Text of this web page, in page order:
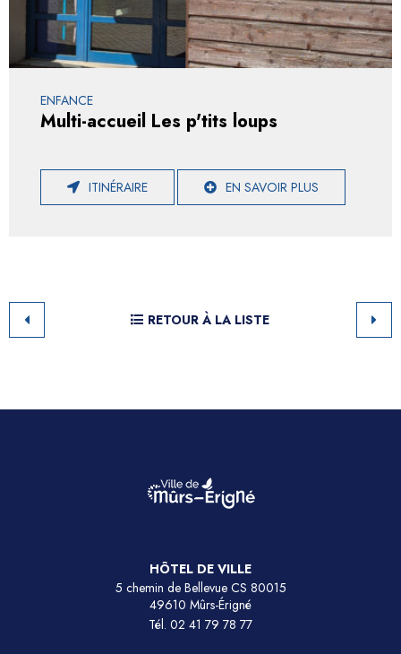
ENFANCE
Multi-accueil Les p'tits loups
ITINÉRAIRE EN SAVOIR PLUS
RETOUR À LA LISTE
HÔTEL DE VILLE
5 chemin de Bellevue CS 80015
49610 Mûrs-Érigné
Tél. 02 41 79 78 77